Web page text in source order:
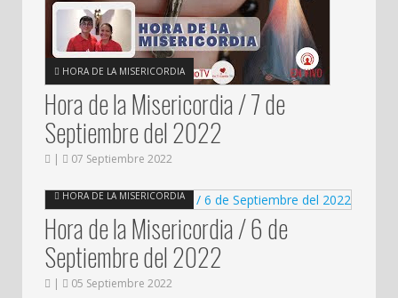
HORA DE LA MISERICORDIA
Hora de la Misericordia / 7 de
Septiembre del 2022
| 07 Septiembre 2022
HORA DE LA MISERICORDIA
Hora de la Misericordia / 6 de
Septiembre del 2022
| 05 Septiembre 2022